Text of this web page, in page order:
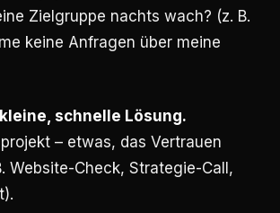
Zielgruppe nachts wach? (z. B.
keine Anfragen über meine
schnelle Lösung.
– etwas, das Vertrauen
Website-Check, Strategie-Call,